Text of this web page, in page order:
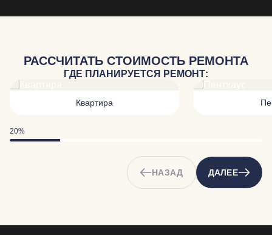
РАССЧИТАТЬ СТОИМОСТЬ РЕМОНТА
ГДЕ ПЛАНИРУЕТСЯ РЕМОНТ:
Квартира
20%
НАЗАД ДАЛЕЕ